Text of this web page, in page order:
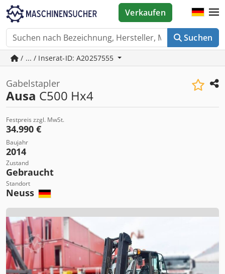
Suchen
Verkaufen
/ ... / Inserat-ID: A20257555
Gabelstapler
Ausa C500 Hx4
Festpreis zzgl. MwSt.
34.990 €
Baujahr
2014
Zustand
Gebraucht
Standort
Neuss